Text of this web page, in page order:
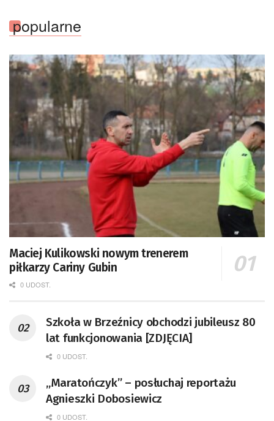
popularne
Maciej Kulikowski nowym trenerem
piłkarzy Cariny Gubin
0 UDOST.
Szkoła w Brzeźnicy obchodzi jubileusz 80
lat funkcjonowania [ZDJĘCIA]
0 UDOST.
„Maratończyk” – posłuchaj reportażu
Agnieszki Dobosiewicz
0 UDOST.